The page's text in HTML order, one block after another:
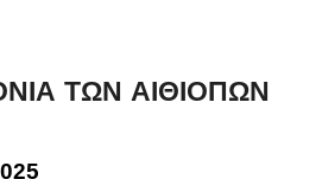
ΤΩΝ ΑΙΘΙΟΠΩΝ